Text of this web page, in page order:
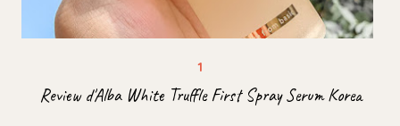
Review d'Alba White Truffle First Spray Serum Korea